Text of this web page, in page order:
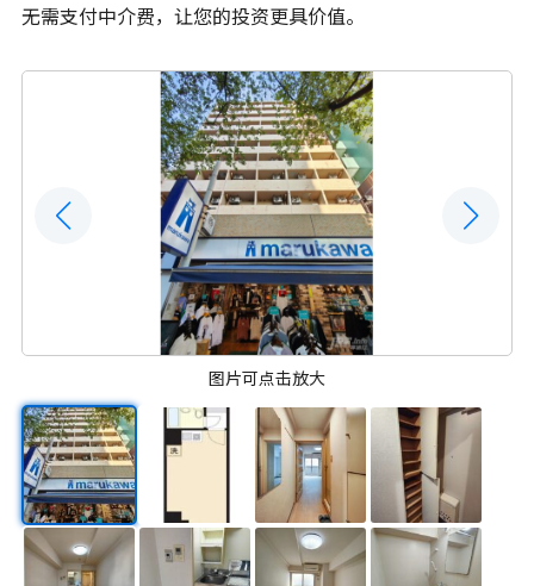
无需支付中介费，让您的投资更具价值。
图片可点击放大